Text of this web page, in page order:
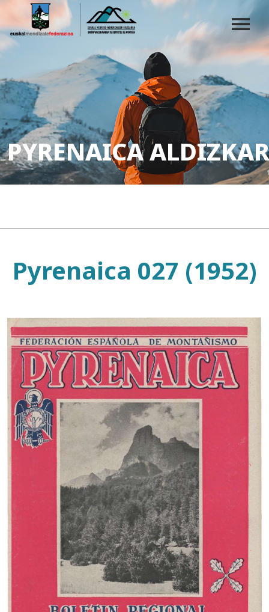
PYRENAICA
Pyrenaica 027 (1952)